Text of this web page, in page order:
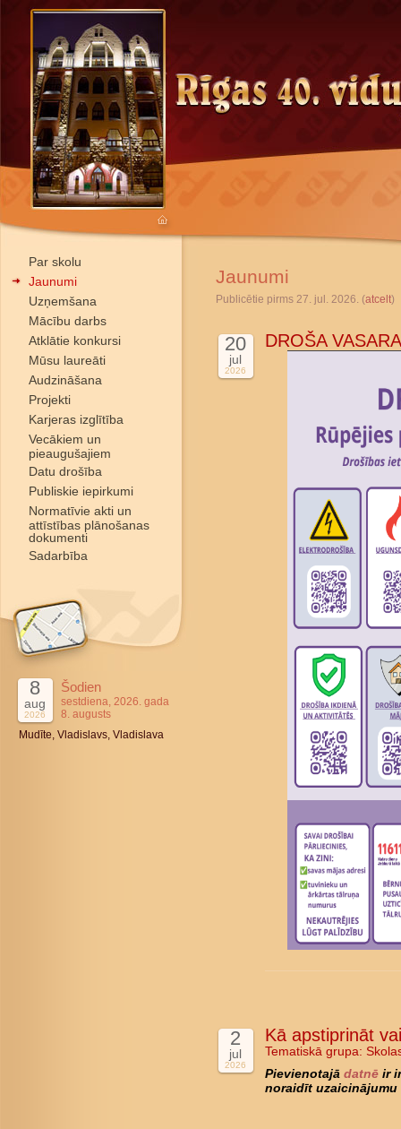
Par skolu
Jaunumi
Uzņemšana
Mācību darbs
Atklātie konkursi
Mūsu laureāti
Audzināšana
Projekti
Karjeras izglītība
Vecākiem un
pieaugušajiem
Datu drošība
Publiskie iepirkumi
Normatīvie akti un
attīstības plānošanas
dokumenti
Sadarbība
8
aug
2026
Šodien
sestdiena, 2026. gada
8. augusts
Mudīte, Vladislavs, Vladislava
Jaunumi
Publicētie pirms 27. jul. 2026. (atcelt)
20
jul
2026
DROŠA
2
jul
2026
Kā apstiprināt
Tematiskā grupa:
Pievienotajā datnē ir
noraidīt uzaicinājumu